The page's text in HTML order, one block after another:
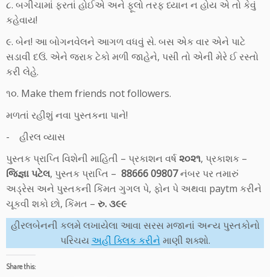
૮. બગીચામાં ફરતાં હોઈએ અને ફૂલો તરફ ધ્યાન ન હોય એ તો કેવું
કહેવાય!
૯. બેન! આ બોગનવેલને આગળ વધવું સે. બસ એક વાર એને પાટે
સડાવી દઉં. એને જરાક ટેકો મળી જાહેને, પસી તો એની મેરે ઈ રસ્તો
કરી લેહે.
૧૦. Make them friends not followers.
મળતાં રહીશું નવા પુસ્તકના પાને!
- હીરલ વ્યાસ
પુસ્તક પ્રાપ્તિ વિશેની માહિતી – પ્રકાશન વર્ષ૨૦૨૧, પ્રકાશક –
જિજ્ઞા પટેલ, પુસ્તક પ્રાપ્તિ – 88666 09807નંબર પર તમારું
અડ્રેસ અને પુસ્તકની કિંમત ગુગલ પે, ફોન પે અથવા paytm કરીને
ચૂકવી શકો છો, કિંમત – રુ. ૩૯૯
હીરલબેનની કલમે લખાયેલા આવા સરસ મજાનાં અન્ય પુસ્તકોનો
પરિચય અહીં ક્લિક કરીને માણી શક્શો.
Share this: